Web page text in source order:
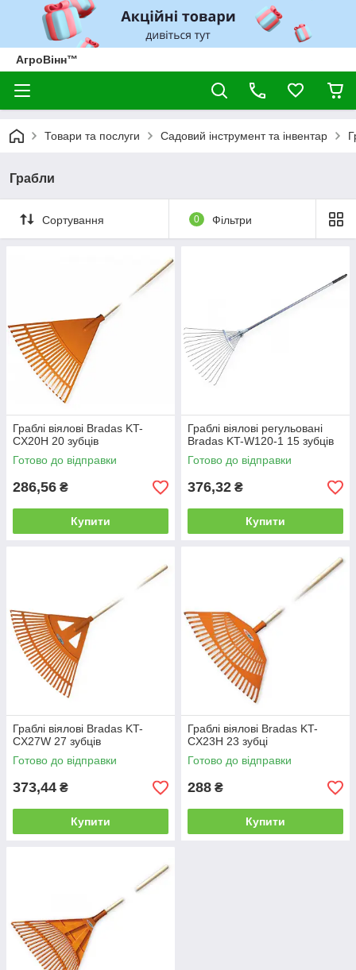
АгроВінн™
Товари та послуги Садовий інструмент та інвентар
Грабли
Сортування 0 Фільтри
Граблі віялові Bradas KT-
CX20H 20 зубців
Готово до відправки
286,56 ₴
Купити
Граблі віялові регульовані
Bradas KT-W120-1 15 зубців
Готово до відправки
376,32 ₴
Купити
Граблі віялові Bradas KT-
CX27W 27 зубців
Готово до відправки
373,44 ₴
Купити
Граблі віялові Bradas KT-
CX23H 23 зубці
Готово до відправки
288 ₴
Купити